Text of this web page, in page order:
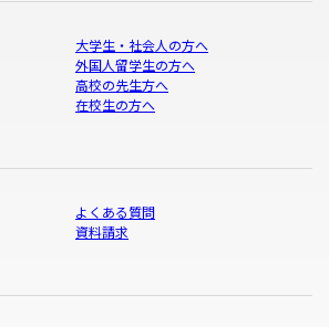
大学生・社会人の方へ
外国人留学生の方へ
高校の先生方へ
在校生の方へ
よくある質問
資料請求